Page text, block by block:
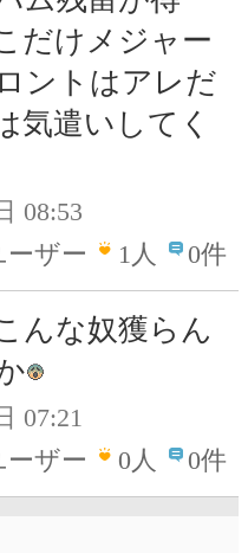
だけメジャー
ントはアレだ
気遣いしてく
08:53
ザー
1人 0件
んな奴獲らん
07:21
ザー
0人 0件